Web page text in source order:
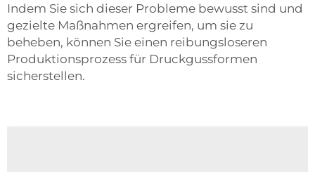
Indem Sie sich dieser Probleme bewusst sind und
gezielte Maßnahmen ergreifen, um sie zu
beheben, können Sie einen reibungsloseren
Produktionsprozess für Druckgussformen
sicherstellen.